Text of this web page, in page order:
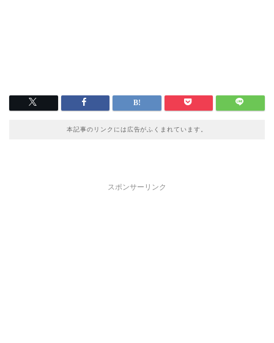
本記事のリンクには広告がふくまれています。
スポンサーリンク